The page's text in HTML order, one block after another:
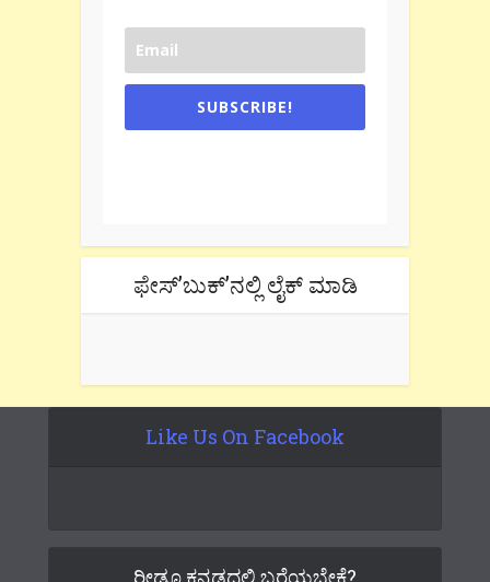
SUBSCRIBE!
ಫೇಸ್’ಬುಕ್’ನಲ್ಲಿ ಲೈಕ್ ಮಾಡಿ
Like Us On Facebook
ರೀಡೂ ಕನ್ನಡದಲ್ಲಿ ಬರೆಯಬೇಕೆ?